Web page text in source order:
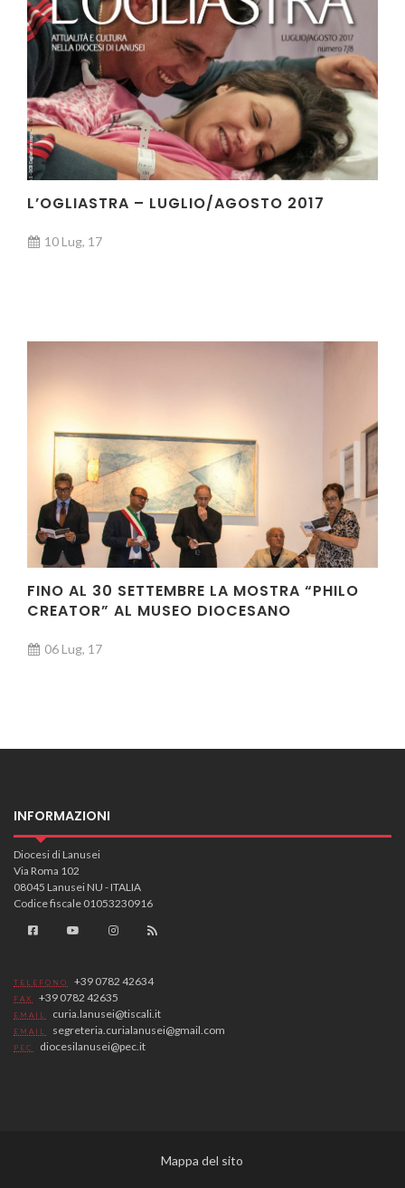
L’OGLIASTRA – LUGLIO/AGOSTO 2017
10 Lug, 17
FINO AL 30 SETTEMBRE LA MOSTRA “PHILO
CREATOR” AL MUSEO DIOCESANO
06 Lug, 17
INFORMAZIONI
Diocesi di Lanusei
Via Roma 102
08045 Lanusei NU - ITALIA
Codice fiscale 01053230916
TELEFONO +39 0782 42634
FAX +39 0782 42635
EMAIL curia.lanusei@tiscali.it
EMAIL segreteria.curialanusei@gmail.com
PEC diocesilanusei@pec.it
Mappa del sito